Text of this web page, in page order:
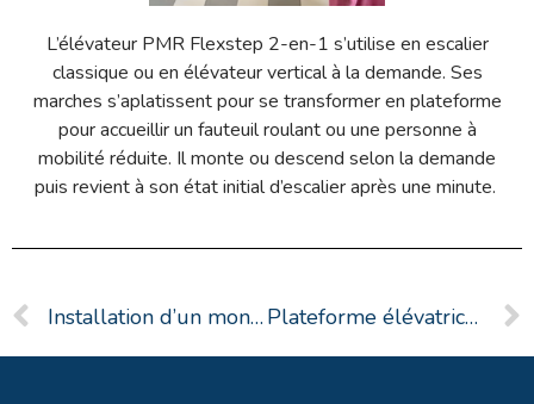
L’élévateur PMR Flexstep 2-en-1 s’utilise en escalier
classique ou en élévateur vertical à la demande. Ses
marches s’aplatissent pour se transformer en plateforme
pour accueillir un fauteuil roulant ou une personne à
mobilité réduite. Il monte ou descend selon la demande
puis revient à son état initial d’escalier après une minute.
Installation d’un monte escalier Otolift Plateforme élévatrice (Val-Saint-Éloi en Haute-Saône)